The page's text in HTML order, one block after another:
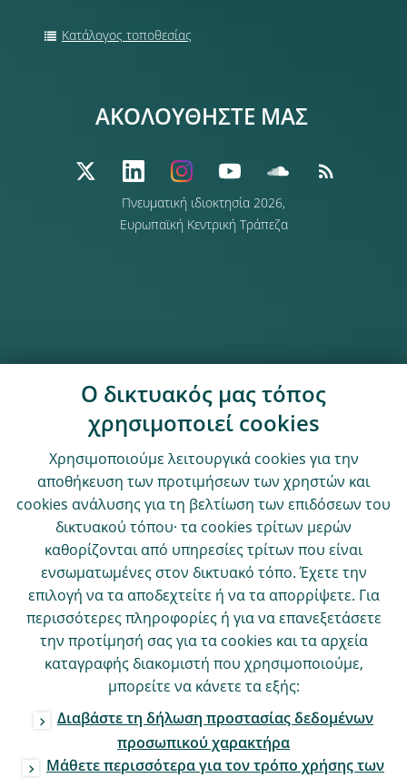
Κατάλογος τοποθεσίας
Πνευματική ιδιοκτησία 2026,
Ευρωπαϊκή Κεντρική Τράπεζα
ΑΚΟΛΟΥΘΗΣΤΕ ΜΑΣ
Ο δικτυακός μας τόπος
χρησιμοποιεί cookies
Χρησιμοποιούμε λειτουργικά cookies για την
αποθήκευση των προτιμήσεων των χρηστών και
cookies ανάλυσης για τη βελτίωση των επιδόσεων του
δικτυακού τόπου· τα cookies τρίτων μερών
καθορίζονται από υπηρεσίες τρίτων που είναι
ενσωματωμένες στον δικτυακό τόπο. Έχετε την
επιλογή να τα αποδεχτείτε ή να τα απορρίψετε. Για
περισσότερες πληροφορίες ή για να επανεξετάσετε
την προτίμησή σας για τα cookies και τα αρχεία
καταγραφής διακομιστή που χρησιμοποιούμε,
μπορείτε να κάνετε τα εξής:
Διαβάστε τη δήλωση προστασίας δεδομένων
προσωπικού χαρακτήρα
Μάθετε περισσότερα για τον τρόπο χρήσης των